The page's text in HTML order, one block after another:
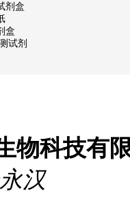
剂盒
盒
试剂
物科技有
汉